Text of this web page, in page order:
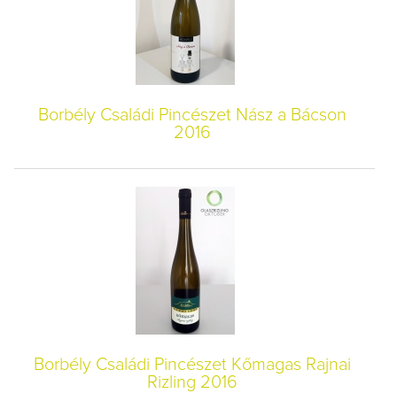
Borbély Családi Pincészet Nász a Bácson
2016
Borbély Családi Pincészet Kőmagas Rajnai
Rizling 2016